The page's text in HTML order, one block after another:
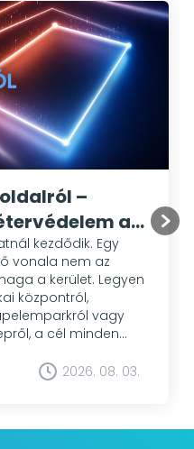
–
a
kezdődik. Egy
vonala nem az
a kerület. Legyen
központról,
vagy
a cél minden
behatolás
A
rendszerek sok
2026. 08. 03.